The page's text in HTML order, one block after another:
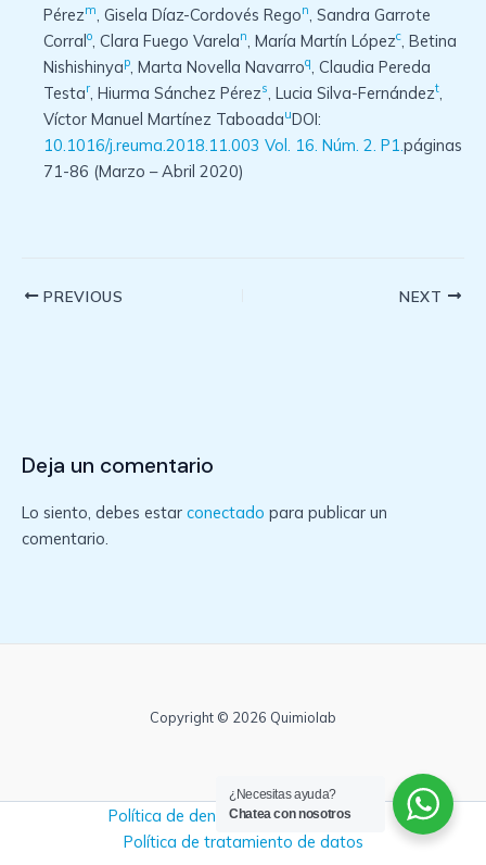
Pérezm , Gisela Díaz-Cordovés Regon , Sandra Garrote
Corralo , Clara Fuego Varelan , María Martín Lópezc , Betina
Nishishinyap , Marta Novella Navarroq , Claudia Pereda
Testar, Hiurma Sánchez Pérezs , Lucia Silva-Fernándezt
Víctor Manuel Martínez TaboadauDOI:
10.1016/j.reuma.2018.11.003 Vol. 16. Núm. 2. P1. páginas
71-86 (Marzo – Abril 2020)
PostPREVIOUS NEXT
Deja un comentario
Lo siento, debes estar conectado para publicar un
comentario.
Copyright © 2026 Quimiolab
Política de denuncias y no retaliación
Política de tratamiento de datos
¿Necesitas ayuda?
Chatea con nosotros